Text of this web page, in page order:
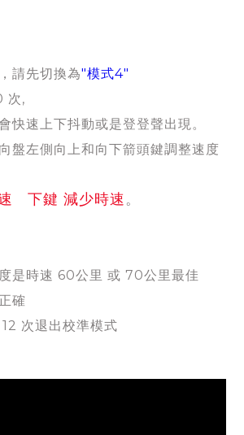
請先切換為"模式4"
次,
快速上下抖動或是登登聲出現。
盤左側向上和向下箭頭鍵調整速度
下鍵 減少時速。
是時速 60公里 或 70公里最佳
確
次退出校準模式